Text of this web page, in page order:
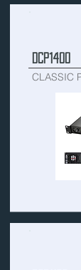
DCP1400
CLASSIC